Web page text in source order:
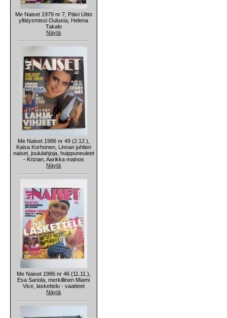
Me Naiset 1979 nr 7, Päivi Uitto
yllätysmissi Oulusta, Helena
Takalo
Näytä
Me Naiset 1986 nr 49 (2.12.),
Kaisa Korhonen, Linnan juhlien
naiset, joululahjoja, huippuneuleet
- Krizian, Aarikka mainos
Näytä
Me Naiset 1986 nr 46 (11.11.),
Esa Sariola, merkillinen Miami
Vice, laskettelu - vaatteet
Näytä